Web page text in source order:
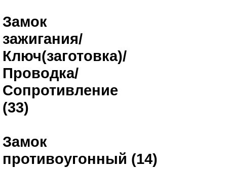
Замок
зажигания/
Ключ(заготовка)/
Проводка/
Сопротивление
(33)
Замок
противоугонный (14)